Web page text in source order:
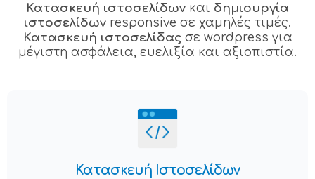
Κατασκευή ιστοσελίδων και δημιουργία
ιστοσελίδων responsive σε χαμηλές τιμές.
Κατασκευή ιστοσελίδαςσε wordpress για
μέγιστη ασφάλεια, ευελιξία και αξιοπιστία.
Κατασκευή Ιστοσελίδων